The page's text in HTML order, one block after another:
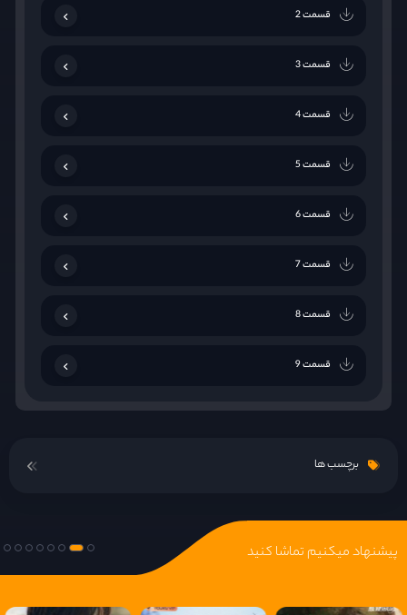
قسمت 2
قسمت 3
قسمت 4
قسمت 5
قسمت 6
قسمت 7
قسمت 8
قسمت 9
قسمت 10
قسمت 11
برچسب ها
پیشنهاد میکنیم تماشا کنید